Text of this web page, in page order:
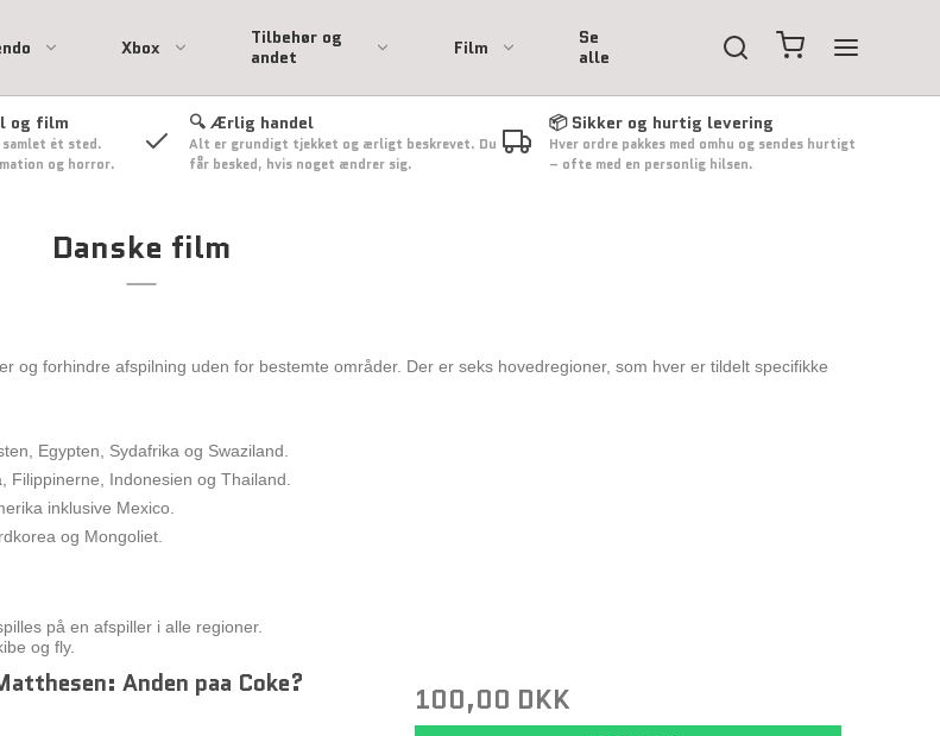
3 spil
Nintendo Switch Spil
Xbox
Xbox 360 Spil
Tilbehør og
andet
Film
Se
alle
og film
ét sted.
og horror.
🔍 Ærlig handel
Alt er grundigt tjekket og ærligt beskrevet. Du
får besked, hvis noget ændrer sig.
📦 Sikker og hurtig levering
Hver ordre pakkes med omhu og sendes hurtigt
– ofte med en personlig hilsen.
Danske film
og forhindre afspilning uden for bestemte områder. Der er seks hovedregioner, som hver er tildelt specifikke
Egypten, Sydafrika og Swaziland.
Indonesien og Thailand.
inklusive Mexico.
og Mongoliet.
på en afspiller i alle regioner.
og fly.
Anden paa Coke? 100,00 DKK